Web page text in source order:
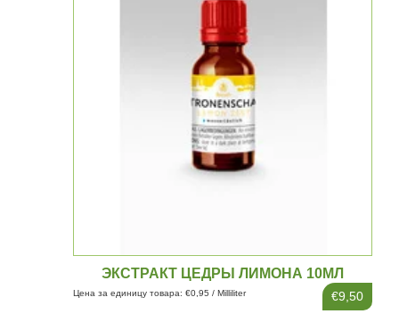
ЭКСТРАКТ ЦЕДРЫ ЛИМОНА 10МЛ
€9,50
Цена за единицу товара: €0,95 / Milliliter